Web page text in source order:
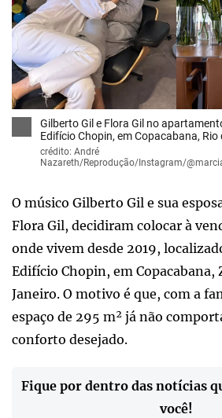
Gilberto Gil e Flora Gil no
Edifício Chopin, em Copacabana, Rio
crédito: André
Nazareth/Reprodução/Instagram/
O músico Gilberto Gil e sua
Flora Gil, decidiram colocar à
onde vivem desde 2019,
Edifício Chopin, em Copacabana,
Janeiro. O motivo é que, com a
espaço de 295 m² já não
conforto desejado.
Fique por dentro das notícias
você!